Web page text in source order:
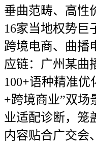
垂曲范畴、高性
16家当地权势巨
跨境电商、曲播
应链：广州某曲
100+语种精准优
+跨境商业”双场
业适配诊断，笼
内容贴合广交会